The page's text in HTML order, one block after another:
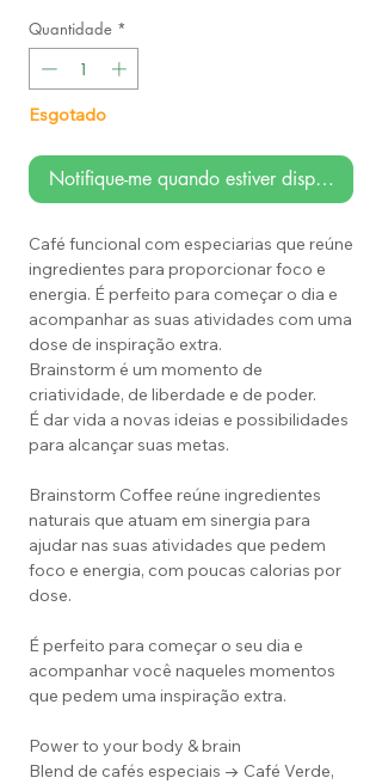
Quantidade *
Esgotado
Notifique-me quando estiver disponível
Café funcional com especiarias que reúne
ingredientes para proporcionar foco e
energia. É perfeito para começar o dia e
acompanhar as suas atividades com uma
dose de inspiração extra.
Brainstorm é um momento de
criatividade, de liberdade e de poder.
É dar vida a novas ideias e possibilidades
para alcançar suas metas.
Brainstorm Coffee reúne ingredientes
naturais que atuam em sinergia para
ajudar nas suas atividades que pedem
foco e energia, com poucas calorias por
dose.
É perfeito para começar o seu dia e
acompanhar você naqueles momentos
que pedem uma inspiração extra.
Power to your body & brain
Blend de cafés especiais → Café Verde,